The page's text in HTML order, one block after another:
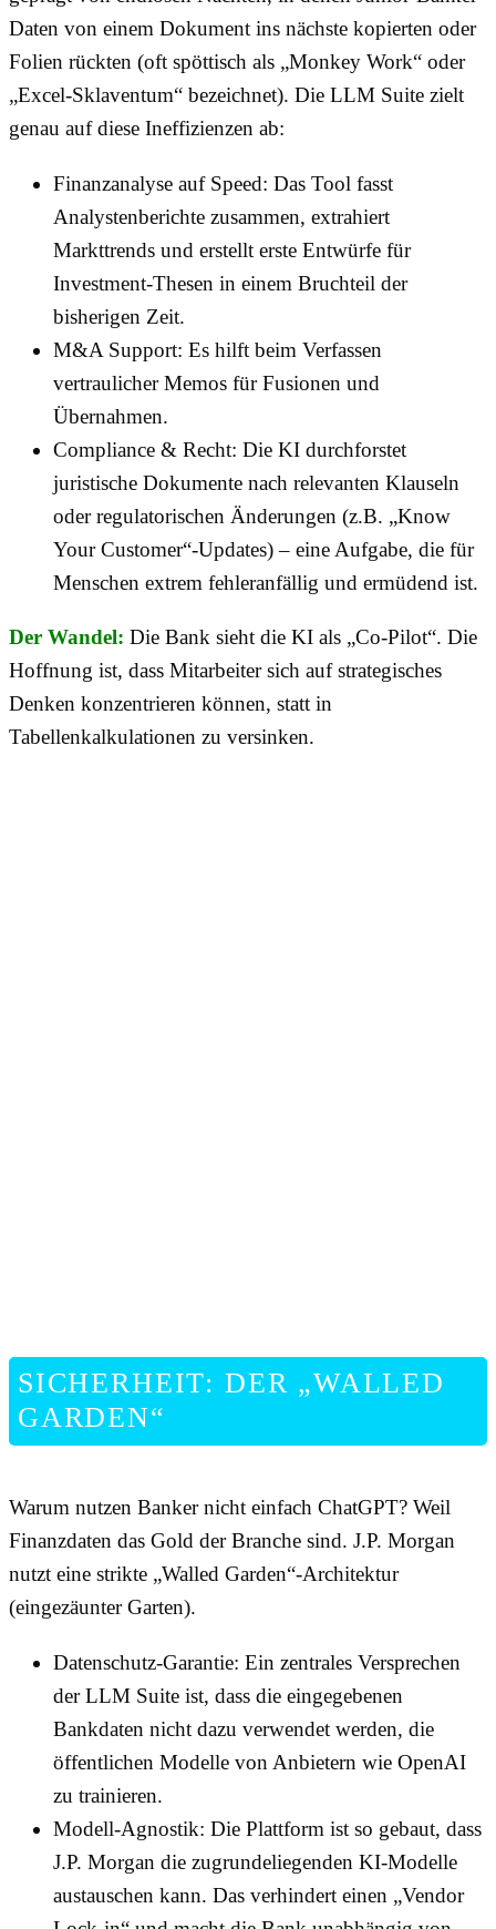
Daten von einem Dokument ins nächste kopierten oder
Folien rückten (oft spöttisch als „Monkey Work“ oder
„Excel-Sklaventum“ bezeichnet). Die LLM Suite zielt
genau auf diese Ineffizienzen ab:
Finanzanalyse auf Speed: Das Tool fasst
Analystenberichte zusammen, extrahiert
Markttrends und erstellt erste Entwürfe für
Investment-Thesen in einem Bruchteil der
bisherigen Zeit.
M&A Support: Es hilft beim Verfassen
vertraulicher Memos für Fusionen und
Übernahmen.
Compliance & Recht: Die KI durchforstet
juristische Dokumente nach relevanten Klauseln
oder regulatorischen Änderungen (z.B. „Know
Your Customer“-Updates) – eine Aufgabe, die für
Menschen extrem fehleranfällig und ermüdend ist.
Der Wandel: Die Bank sieht die KI als „Co-Pilot“. Die
Hoffnung ist, dass Mitarbeiter sich auf strategisches
Denken konzentrieren können, statt in
Tabellenkalkulationen zu versinken.
SICHERHEIT: DER „WALLED
GARDEN“
Warum nutzen Banker nicht einfach ChatGPT? Weil
Finanzdaten das Gold der Branche sind. J.P. Morgan
nutzt eine strikte „Walled Garden“-Architektur
(eingezäunter Garten).
Datenschutz-Garantie: Ein zentrales Versprechen
der LLM Suite ist, dass die eingegebenen
Bankdaten nicht dazu verwendet werden, die
öffentlichen Modelle von Anbietern wie OpenAI
zu trainieren.
Modell-Agnostik: Die Plattform ist so gebaut, dass
J.P. Morgan die zugrundeliegenden KI-Modelle
austauschen kann. Das verhindert einen „Vendor